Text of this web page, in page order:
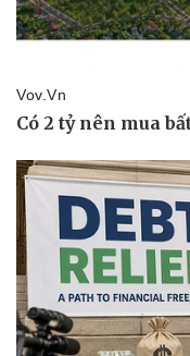
Pháp luật
Vụ án
Tin nóng
Tư vấn luật